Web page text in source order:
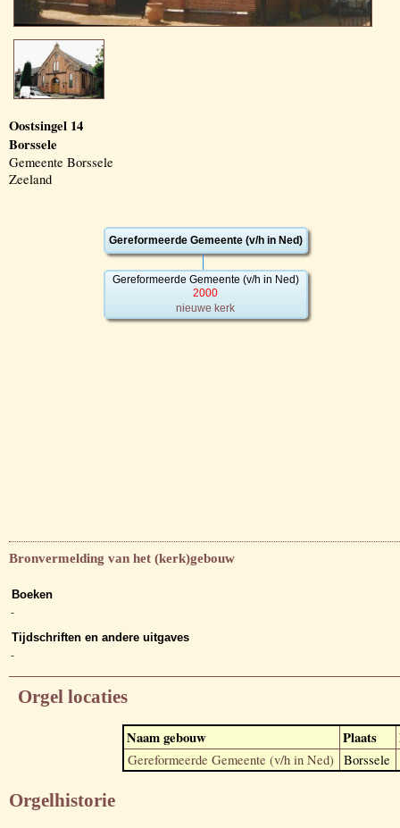
Oostsingel 14
Borssele
Gemeente Borssele
Zeeland
Gereformeerde Gemeente (v/h in Ned)
Gereformeerde Gemeente (v/h in Ned)
2000
nieuwe kerk
Bronvermelding van het (kerk)gebouw
Boeken
-
Tijdschriften en andere uitgaves
-
Orgel locaties
Naam gebouw Plaats
Gereformeerde Gemeente (v/h in Ned) Borssele
Orgelhistorie